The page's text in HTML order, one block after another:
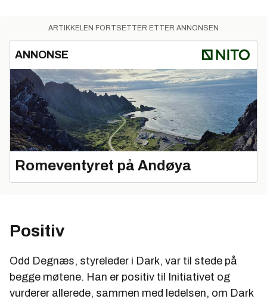
ARTIKKELEN FORTSETTER ETTER ANNONSEN
ANNONSE
Romeventyret på Andøya
Positiv
Odd Degnæs, styreleder i Dark, var til stede på
begge møtene. Han er positiv til Initiativet og
vurderer allerede, sammen med ledelsen, om Dark